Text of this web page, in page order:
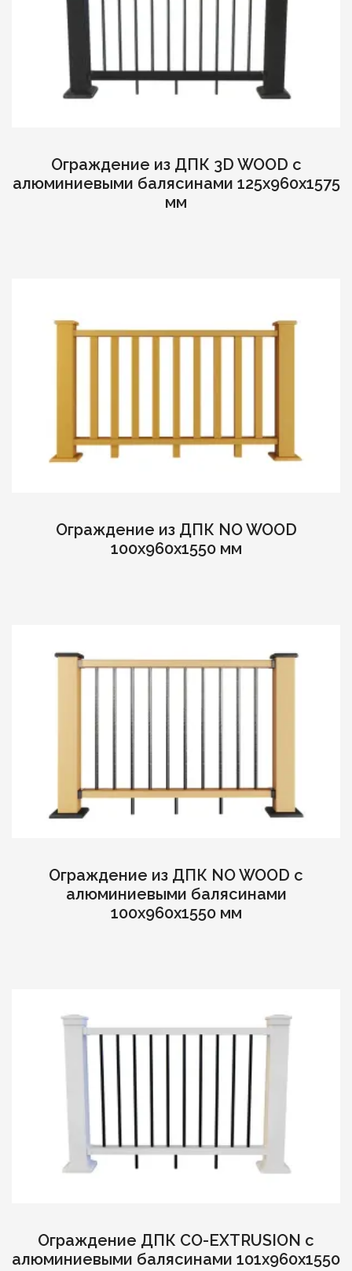
Ограждение из ДПК 3D WOOD c
алюминиевыми балясинами 125х960х1575
мм
Ограждение из ДПК NO WOOD
100х960х1550 мм
Ограждение из ДПК NO WOOD с
алюминиевыми балясинами
100х960х1550 мм
Ограждение ДПК CO-EXTRUSION с
алюминиевыми балясинами 101х960х1550